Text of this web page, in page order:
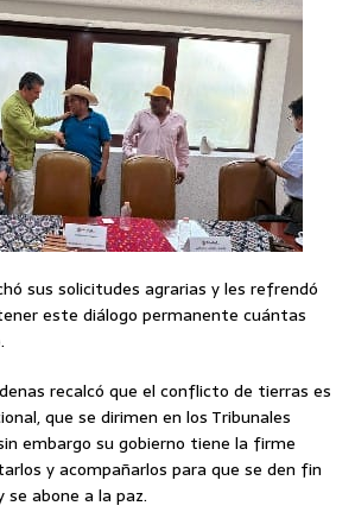
sus solicitudes agrarias y les refrendó
este diálogo permanente cuántas
recalcó que el conflicto de tierras es
que se dirimen en los Tribunales
embargo su gobierno tiene la firme
y acompañarlos para que se den fin
abone a la paz.